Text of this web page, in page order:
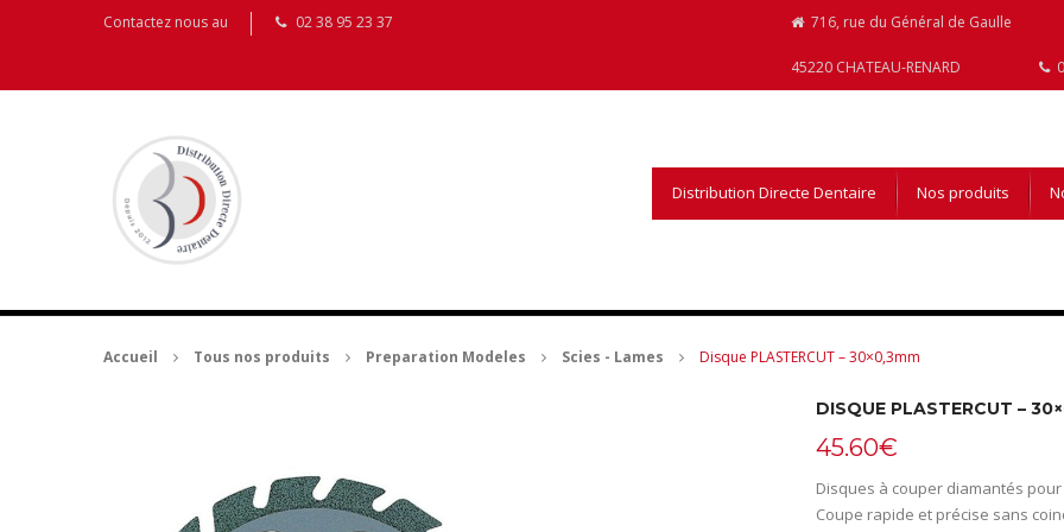
Contactez nous au 02 38 95 23 37 716, rue du Général de Gaulle
45220 CHATEAU-RENARD
Distribution Directe Dentaire Nos produits
Accueil Tous nos produits Preparation Modeles Scies - Lames Disque PLASTERCUT – 30×0,3mm
DISQUE PLASTERCUT –
45.60€
Disques à couper diamantés
Coupe rapide et précise sans